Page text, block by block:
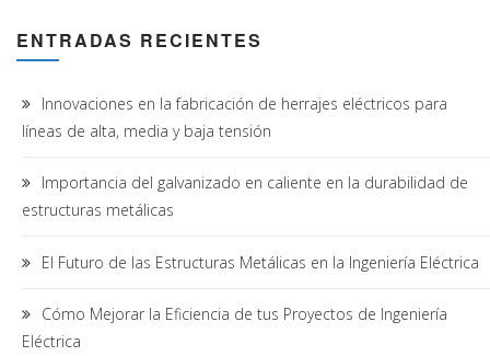
ENTRADAS RECIENTES
Innovaciones en la fabricación de herrajes eléctricos para
líneas de alta, media y baja tensión
Importancia del galvanizado en caliente en la durabilidad de
estructuras metálicas
El Futuro de las Estructuras Metálicas en la Ingeniería Eléctrica
Cómo Mejorar la Eficiencia de tus Proyectos de Ingeniería
Eléctrica